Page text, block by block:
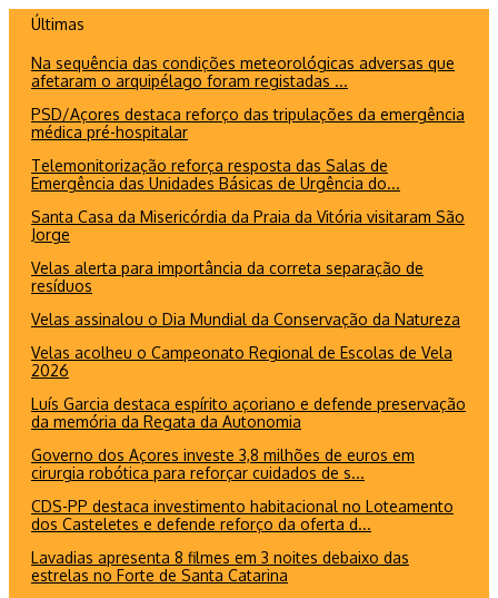
conteúdo
Últimas
Na sequência das condições meteorológicas adversas que
afetaram o arquipélago foram registadas ...
PSD/Açores destaca reforço das tripulações da emergência
médica pré-hospitalar
Telemonitorização reforça resposta das Salas de
Emergência das Unidades Básicas de Urgência do...
Santa Casa da Misericórdia da Praia da Vitória visitaram São
Jorge
Velas alerta para importância da correta separação de
resíduos
Velas assinalou o Dia Mundial da Conservação da Natureza
Velas acolheu o Campeonato Regional de Escolas de Vela
2026
Luís Garcia destaca espírito açoriano e defende preservação
da memória da Regata da Autonomia
Governo dos Açores investe 3,8 milhões de euros em
cirurgia robótica para reforçar cuidados de s...
CDS-PP destaca investimento habitacional no Loteamento
dos Casteletes e defende reforço da oferta d...
Lavadias apresenta 8 filmes em 3 noites debaixo das
estrelas no Forte de Santa Catarina